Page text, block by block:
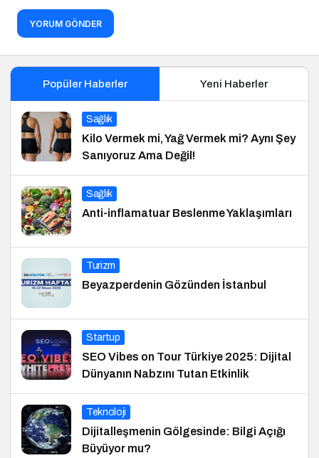
YORUM GÖNDER
Popüler Haberler Yeni Haberler
Sağlık
Kilo Vermek mi, Yağ Vermek mi? Aynı Şey
Sanıyoruz Ama Değil!
Sağlık
Anti-inflamatuar Beslenme Yaklaşımları
Turizm
Beyazperdenin Gözünden İstanbul
Startup
SEO Vibes on Tour Türkiye 2025: Dijital
Dünyanın Nabzını Tutan Etkinlik
Teknoloji
Dijitalleşmenin Gölgesinde: Bilgi Açığı
Büyüyor mu?